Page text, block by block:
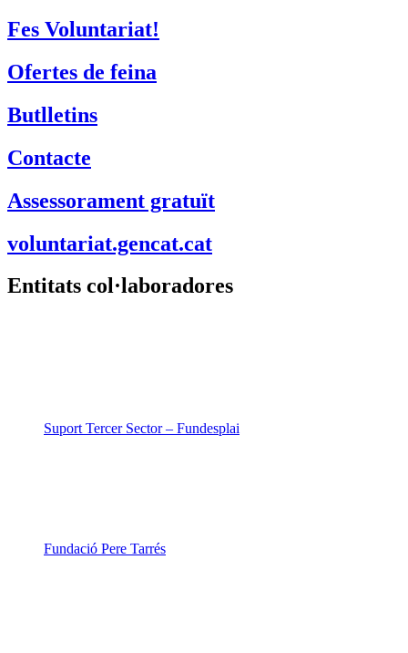
Fes Voluntariat!
Ofertes de feina
Butlletins
Contacte
Assessorament gratuït
voluntariat.gencat.cat
Entitats col·laboradores
Suport Tercer Sector – Fundesplai
Fundació Pere Tarrés